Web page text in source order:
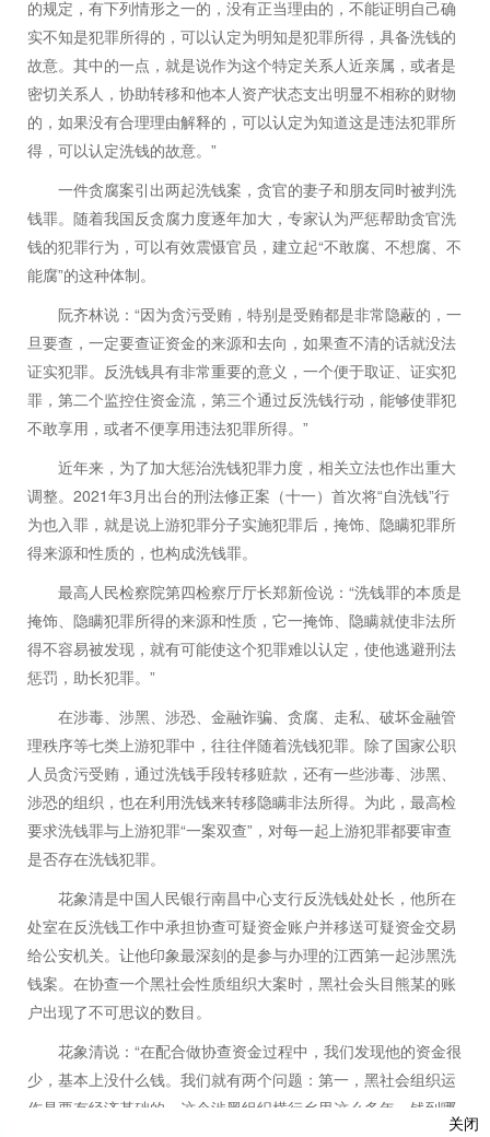
的规定，有下列情形之一的，没有正当理由的，不能证明自己确
实不知是犯罪所得的，可以认定为明知是犯罪所得，具备洗钱的
故意。其中的一点，就是说作为这个特定关系人近亲属，或者是
密切关系人，协助转移和他本人资产状态支出明显不相称的财物
的，如果没有合理理由解释的，可以认定为知道这是违法犯罪所
得，可以认定洗钱的故意。 ”
一件贪腐案引出两起洗钱案，贪官的妻子和朋友同时被判洗
钱罪。随着我国反贪腐力度逐年加大，专家认为严惩帮助贪官洗
钱的犯罪行为，可以有效震慑官员，建立起“不敢腐、不想腐、不
能腐”的这种体制。
阮齐林说： “因为贪污受贿，特别是受贿都是非常隐蔽的，一
旦要查，一定要查证资金的来源和去向，如果查不清的话就没法
证实犯罪。反洗钱具有非常重要的意义，一个便于取证、证实犯
罪，第二个监控住资金流，第三个通过反洗钱行动，能够使罪犯
不敢享用，或者不便享用违法犯罪所得。 ”
近年来，为了加大惩治洗钱犯罪力度，相关立法也作出重大
调整。 2021 年3 月出台的刑法修正案（十一）首次将“ 自洗钱”行
为也入罪，就是说上游犯罪分子实施犯罪后，掩饰、隐瞒犯罪所
得来源和性质的，也构成洗钱罪。
最高人民检察院第四检察厅厅长郑新俭说： “洗钱罪的本质是
掩饰、隐瞒犯罪所得的来源和性质，它一掩饰、隐瞒就使非法所
得不容易被发现，就有可能使这个犯罪难以认定，使他逃避刑法
惩罚，助长犯罪。 ”
在涉毒、涉黑、涉恐、金融诈骗、贪腐、走私、破坏金融管
理秩序等七类上游犯罪中，往往伴随着洗钱犯罪。除了国家公职
人员贪污受贿，通过洗钱手段转移赃款，还有一些涉毒、涉黑、
涉恐的组织，也在利用洗钱来转移隐瞒非法所得。为此，最高检
要求洗钱罪与上游犯罪“一案双查” ，对每一起上游犯罪都要审查
是否存在洗钱犯罪。
花象清是中国人民银行南昌中心支行反洗钱处处长，他所在
处室在反洗钱工作中承担协查可疑资金账户并移送可疑资金交易
给公安机关。让他印象最深刻的是参与办理的江西第一起涉黑洗
钱案。在协查一个黑社会性质组织大案时，黑社会头目熊某的账
户出现了不可思议的数目。
花象清说： “在配合做协查资金过程中，我们发现他的资金很
少，基本上没什么钱。我们就有两个问题：第一，黑社会组织运
作是要有经济基础的，这个涉黑组织横行乡里这么多年，钱到哪
关闭